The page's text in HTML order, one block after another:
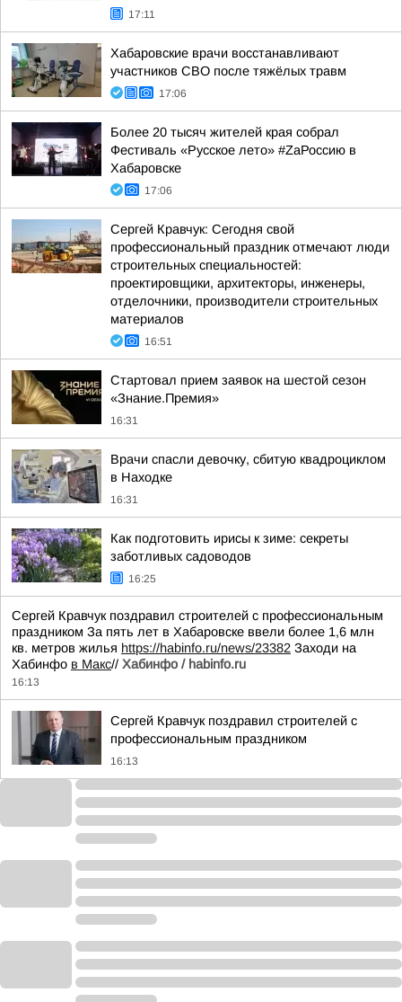
17:11
Хабаровские врачи восстанавливают
участников СВО после тяжёлых травм
17:06
Более 20 тысяч жителей края собрал
Фестиваль «Русское лето» #ZaРоссию в
Хабаровске
17:06
Сергей Кравчук: Сегодня свой
профессиональный праздник отмечают люди
строительных специальностей:
проектировщики, архитекторы, инженеры,
отделочники, производители строительных
материалов
16:51
Стартовал прием заявок на шестой сезон
«Знание.Премия»
16:31
Врачи спасли девочку, сбитую квадроциклом
в Находке
16:31
Как подготовить ирисы к зиме: секреты
заботливых садоводов
16:25
Сергей Кравчук поздравил строителей с профессиональным
праздником За пять лет в Хабаровске ввели более 1,6 млн
кв. метров жилья https://habinfo.ru/news/23382 Заходи на
Хабинфо в Макс// Хабинфо / habinfo.ru
16:13
Сергей Кравчук поздравил строителей с
профессиональным праздником
16:13